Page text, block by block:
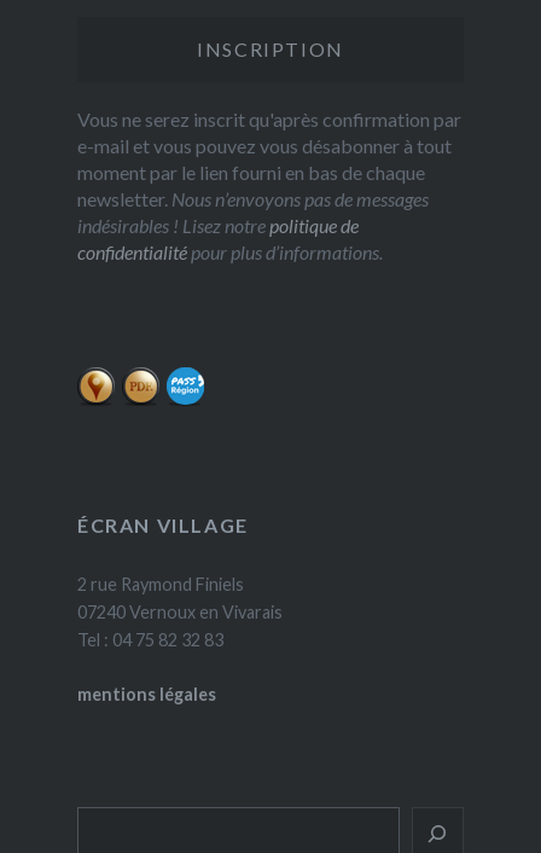
Vous ne serez inscrit qu'après confirmation par
e-mail et vous pouvez vous désabonner à tout
moment par le lien fourni en bas de chaque
newsletter. Nous n’envoyons pas de messages
indésirables ! Lisez notrepolitique de
confidentialitépour plus d’informations.
ÉCRAN VILLAGE
2 rue Raymond Finiels
07240 Vernoux en Vivarais
Tel : 04 75 82 32 83
mentions légales